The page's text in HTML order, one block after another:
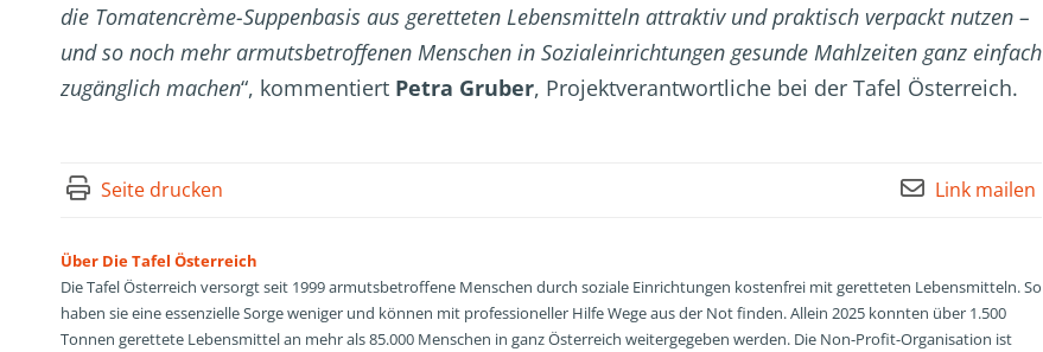
die Tomatencrème-Suppenbasis aus geretteten Lebensmitteln attraktiv und praktisch verpackt nutzen –
und so noch mehr armutsbetroffenen Menschen in Sozialeinrichtungen gesunde Mahlzeiten ganz einfach
zugänglich machen“, kommentiert Petra Gruber, Projektverantwortliche bei der Tafel Österreich.
Seite drucken Link mailen
Über Die Tafel Österreich
Die Tafel Österreich versorgt seit 1999 armutsbetroffene Menschen durch soziale Einrichtungen kostenfrei mit geretteten Lebensmitteln. So
haben sie eine essenzielle Sorge weniger und können mit professioneller Hilfe Wege aus der Not finden. Allein 2025 konnten über 1.500
Tonnen gerettete Lebensmittel an mehr als 85.000 Menschen in ganz Österreich weitergegeben werden. Die Non-Profit-Organisation ist